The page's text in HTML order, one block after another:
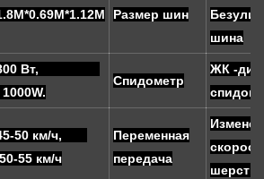
Размер шин
шина
Вт,
1000W.
Спидометр
ЖК -
50 км/ч,
50-55 км/ч
Переменная
передача
шерсти